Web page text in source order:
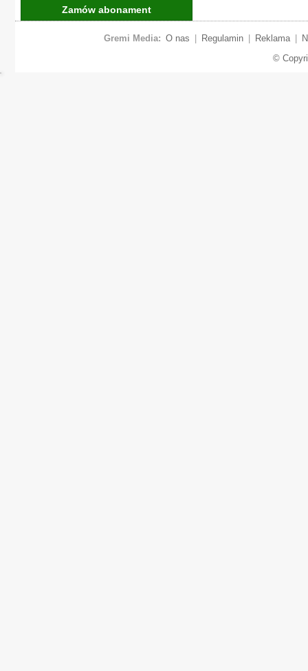
Zamów abonament
Gremi Media: O nas Regulamin Reklama
©